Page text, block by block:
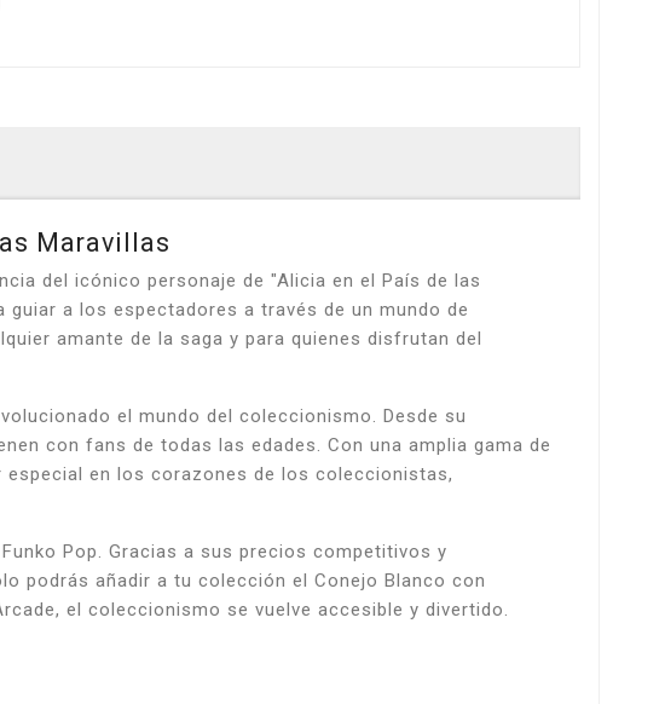
Maravillas
del icónico personaje de "Alicia en el País de las
a los espectadores a través de un mundo de
amante de la saga y para quienes disfrutan del
el mundo del coleccionismo. Desde su
con fans de todas las edades. Con una amplia gama de
especial en los corazones de los coleccionistas,
Pop. Gracias a sus precios competitivos y
podrás añadir a tu colección el Conejo Blanco con
el coleccionismo se vuelve accesible y divertido.